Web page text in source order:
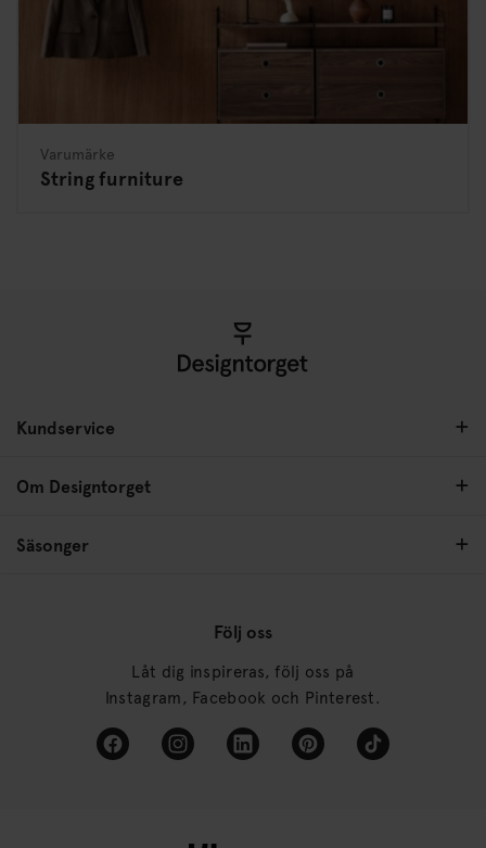
Varumärke
String furniture
Kundservice
Om Designtorget
Säsonger
Följ oss
Låt dig inspireras, följ oss på
Instagram, Facebook och Pinterest.